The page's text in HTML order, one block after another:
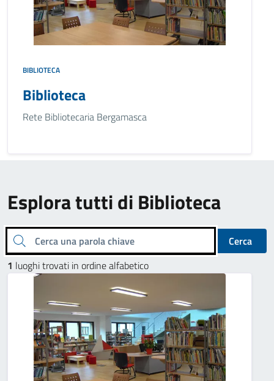
BIBLIOTECA
Biblioteca
Rete Bibliotecaria Bergamasca
Esplora tutti di Biblioteca
Cerca una parola chiave
Cerca
1 luoghi trovati in ordine alfabetico